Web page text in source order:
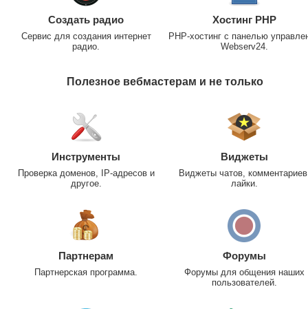
Создать радио
Сервис для создания интернет
радио.
Хостинг PHP
PHP-хостинг с панелью
Webserv24.
Полезное вебмастерам и не только
Инструменты
Проверка доменов, IP-адресов и
другое.
Виджеты
Виджеты чатов,
лайки.
Партнерам
Партнерская программа.
Форумы
Форумы для общения наших
пользователей.